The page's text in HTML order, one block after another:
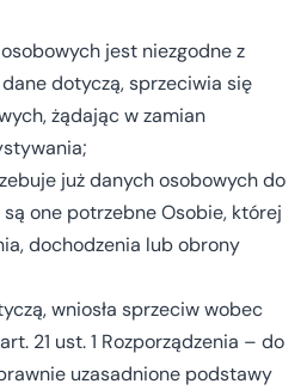
jest niezgodne z
dotyczą, sprzeciwia się
żądając w zamian
już danych osobowych do
one potrzebne Osobie, której
dochodzenia lub obrony
wniosła sprzeciw wobec
21 ust. 1 Rozporządzenia – do
uzasadnione podstawy